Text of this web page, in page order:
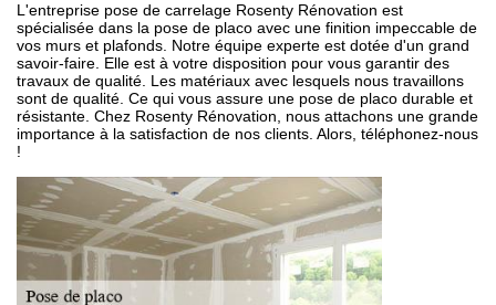
L'entreprise pose de carrelage Rosenty Rénovation est
spécialisée dans la pose de placo avec une finition impeccable de
vos murs et plafonds. Notre équipe experte est dotée d'un grand
savoir-faire. Elle est à votre disposition pour vous garantir des
travaux de qualité. Les matériaux avec lesquels nous travaillons
sont de qualité. Ce qui vous assure une pose de placo durable et
résistante. Chez Rosenty Rénovation, nous attachons une grande
importance à la satisfaction de nos clients. Alors, téléphonez-nous
!